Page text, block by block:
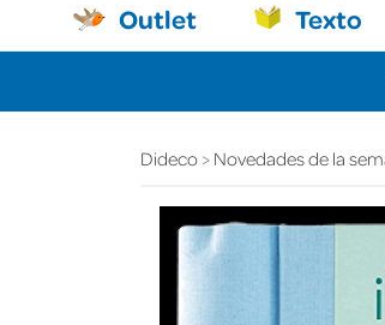
Outlet Texto
Dideco Novedades de la